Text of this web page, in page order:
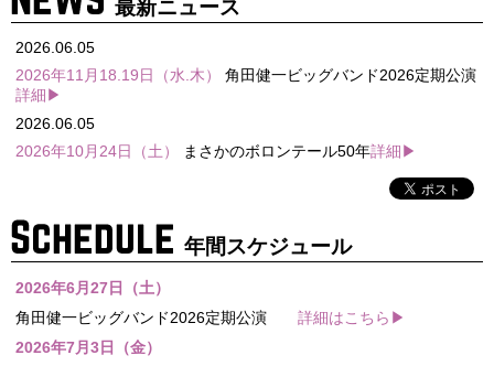
最新ニュース
2026.06.05
2026年11月18.19日（水.木）
角田健一ビッグバンド2026定期公演
詳細▶
2026.06.05
2026年10月24日（土）
まさかのボロンテール50年詳細▶
年間スケジュール
2026年6月27日（土）
角田健一ビッグバンド2026定期公演 詳細はこちら▶
2026年7月3日（金）